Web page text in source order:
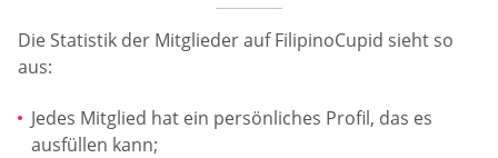
Die Statistik der Mitglieder auf FilipinoCupid sieht so
aus:
Jedes Mitglied hat ein persönliches Profil, das es
ausfüllen kann;